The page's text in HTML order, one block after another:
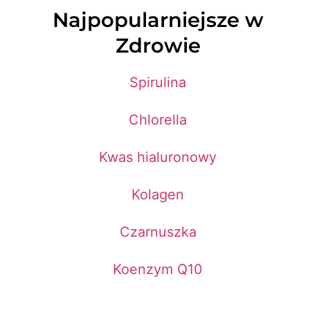
Najpopularniejsze w
Zdrowie
Spirulina
Chlorella
Kwas hialuronowy
Kolagen
Czarnuszka
Koenzym Q10